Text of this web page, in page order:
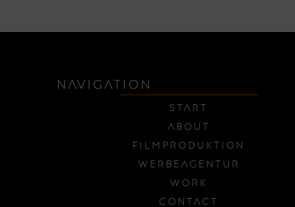
NAVIGATION
Start
About
Filmproduktion
Werbeagentur
Work
Contact